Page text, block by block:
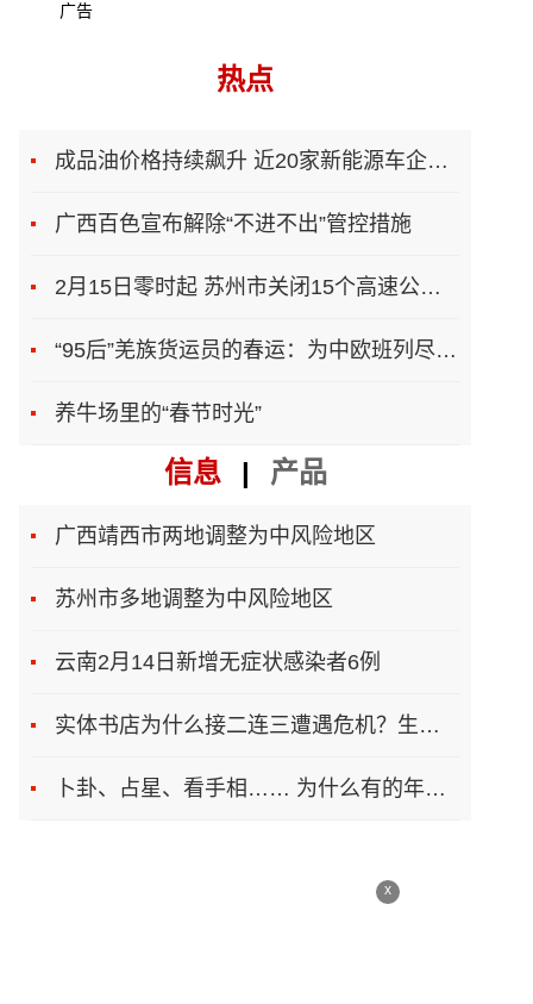
广告
热点
成品油价格持续飙升 近20家新能源车企上调售价
广西百色宣布解除“不进不出”管控措施
2月15日零时起 苏州市关闭15个高速公路入口
“95后”羌族货运员的春运：为中欧班列尽一份力
养牛场里的“春节时光”
信息 | 产品
广西靖西市两地调整为中风险地区
苏州市多地调整为中风险地区
云南2月14日新增无症状感染者6例
实体书店为什么接二连三遭遇危机？生存之道在哪
卜卦、占星、看手相…… 为什么有的年轻人总想算一卦
x